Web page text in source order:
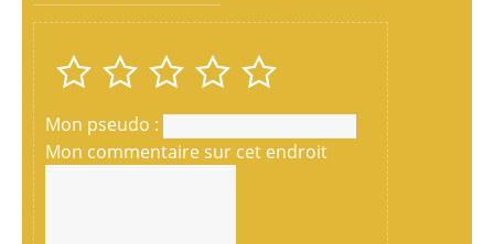
Mon pseudo :
Mon commentaire sur cet endroit